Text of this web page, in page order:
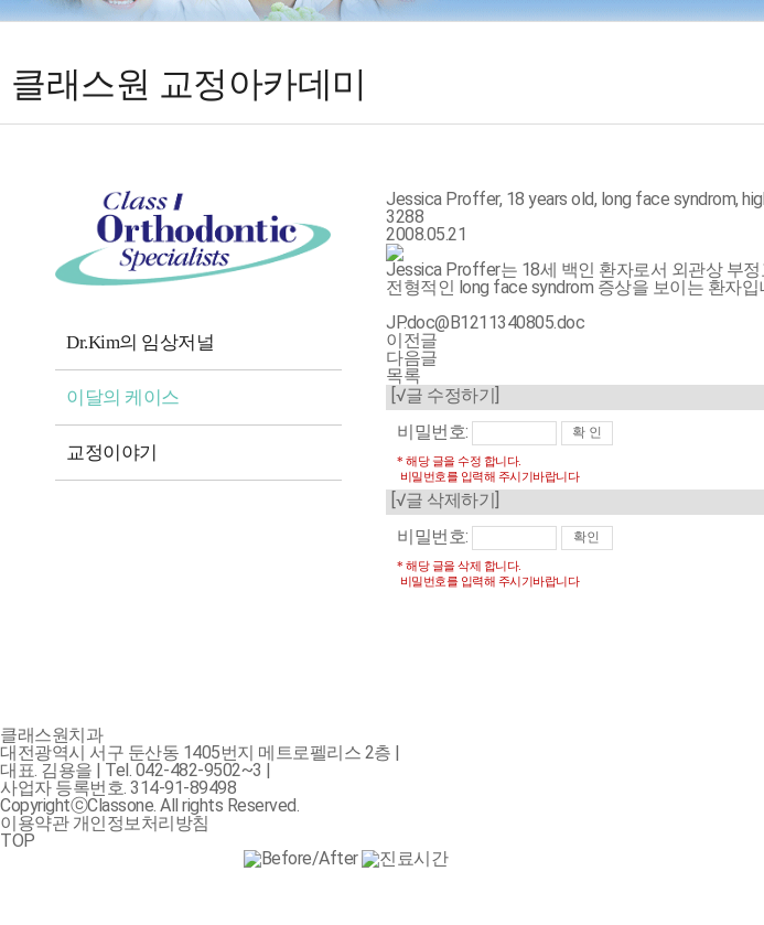
클래스원 교정아카데미
Dr.Kim의 임상저널
이달의 케이스
교정이야기
Jessica Proffer, 18 years old, long face syndrom,
3288
2008.05.21
Jessica Proffer는 18세 백인 환자로서 외관상 부
전형적인 long face syndrom 증상을 보이는 환자입
JP.doc@B1211340805.doc
이전글
다음글
목록
[√글 수정하기]
비밀번호:
* 해당 글을 수정 합니다.
비밀번호를 입력해 주시기바랍니다
[√글 삭제하기]
비밀번호:
* 해당 글을 삭제 합니다.
비밀번호를 입력해 주시기바랍니다
클래스원치과
대전광역시 서구 둔산동 1405번지 메트로펠리스 2층 |
대표. 김용을 | Tel. 042-482-9502~3 |
사업자 등록번호. 314-91-89498
CopyrightⓒClassone. All rights Reserved.
이용약관 개인정보처리방침
TOP